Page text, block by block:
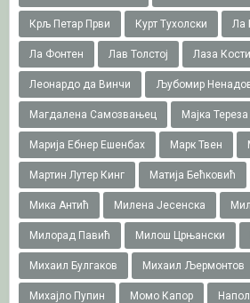
Крљ Петар Први Курт Тухолски Ла
Ла Фонтен Лав Толстој Лаза
Леонардо да Винчи Љубомир
Магдалена Самозвањец Мајка Тереза
Марија Ебнер Ешенбах Марк Твен
Мартин Лутер Кинг Матија Бећковић
Мика Антић Милена Јесенска
Милорад Павић Милош Црњански
Михаил Булгаков Михаил Љермонтов
Михајло Пупин Момо Капор